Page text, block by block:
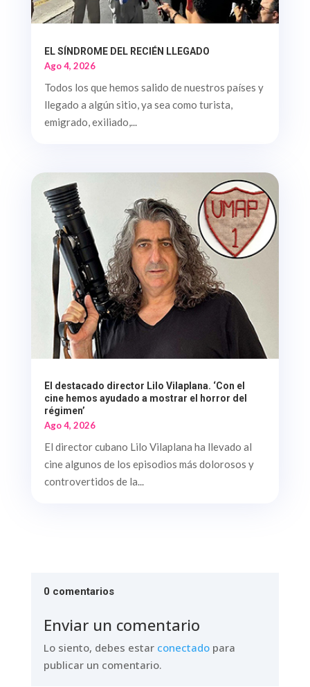
EL SÍNDROME DEL RECIÉN LLEGADO
Ago 4, 2026
Todos los que hemos salido de nuestros países y
llegado a algún sitio, ya sea como turista,
emigrado, exiliado,...
El destacado director Lilo Vilaplana. ‘Con el
cine hemos ayudado a mostrar el horror del
régimen’
Ago 4, 2026
El director cubano Lilo Vilaplana ha llevado al
cine algunos de los episodios más dolorosos y
controvertidos de la...
0 comentarios
Enviar un comentario
Lo siento, debes estar conectadopara
publicar un comentario.